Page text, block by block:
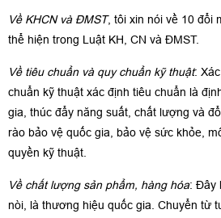
Về KHCN và ĐMST, tôi xin nói về 10 đổi
thể hiện trong Luật KH, CN và ĐMST.
Về tiêu chuẩn và quy chuẩn kỹ thuật:
chuẩn kỹ thuật xác định tiêu chuẩn là
gia, thúc đẩy năng suất, chất lượng và
rào bảo vệ quốc gia, bảo vệ sức khỏe,
quyền kỹ thuật.
Về chất lượng sản phẩm, hàng hóa: Đây
nòi, là thương hiệu quốc gia. Chuyển từ